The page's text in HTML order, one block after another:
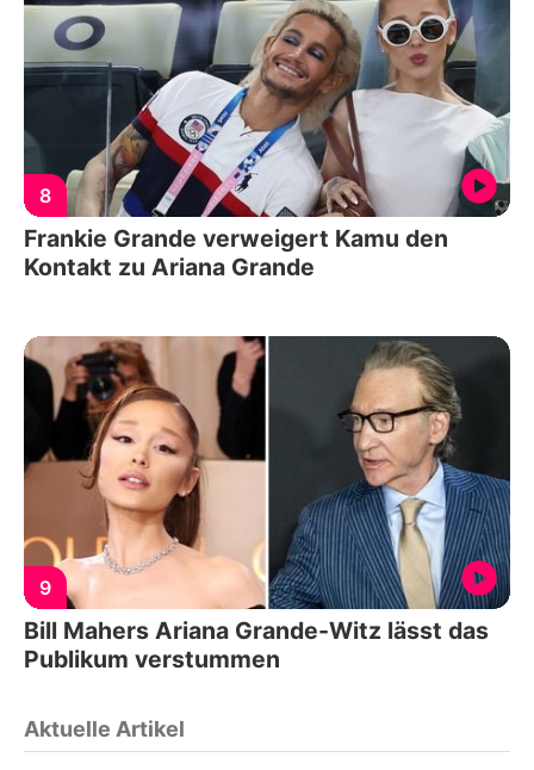
8
Frankie Grande verweigert Kamu den
Kontakt zu Ariana Grande
9
Bill Mahers Ariana Grande-Witz lässt das
Publikum verstummen
Aktuelle Artikel